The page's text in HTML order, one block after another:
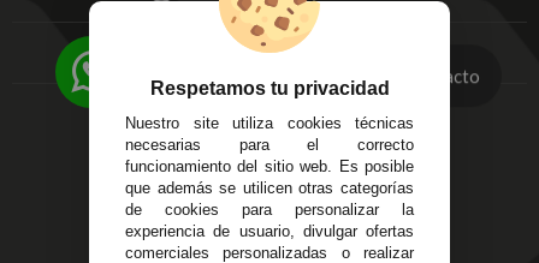
FAQ's
Local 3
Córdoba
14
Alzira - Valencia
C/ Esplugues, 135
Aviso Legal
Devoluciones
Política de Privacidad
Pago Seguro
Terminos y
Condiciones Generales
Políticas de Cookies
Contacto
Respetamos tu privacidad
Nuestro site utiliza cookies técnicas
necesarias para el correcto
funcionamiento del sitio web. Es posible
que además se utilicen otras categorías
de cookies para personalizar la
experiencia de usuario, divulgar ofertas
comerciales personalizadas o realizar